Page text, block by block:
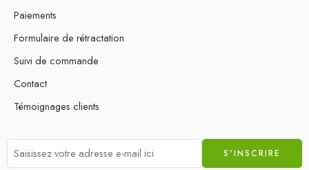
Paiements
Formulaire de rétractation
Suivi de commande
Contact
Témoignages clients